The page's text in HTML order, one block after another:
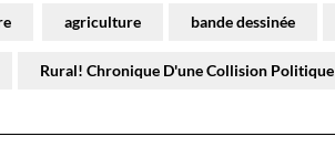
agriculture bande dessinée
Rural! Chronique D'une Collision Politique